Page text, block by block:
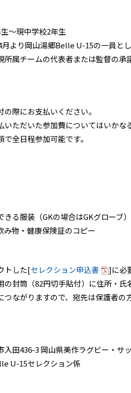
～現中学校2年生
より岡山湯郷Belle U-15の一員と
属チームの代表者または監督の承
際にお支払いください。
ただいた参加費についてはいかな
全日程参加可能です。
きる服装（GKの場合はGKグローブ
み物・健康保険証のコピー
トした[セレクション申込書
]に必
の封筒（82円切手貼付）に住所・氏
つながりますので、宛先は保護者の
入田436-3 岡山県美作ラグビー・サ
U-15セレクション係